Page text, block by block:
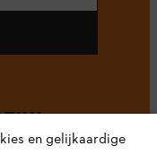
en gelijkaardige